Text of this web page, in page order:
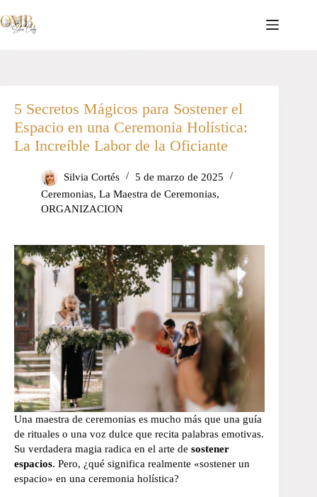
al
contenido
5 Secretos Mágicos para Sostener el
Espacio en una Ceremonia Holística:
La Increíble Labor de la Oficiante
Silvia Cortés
5 de marzo de 2025
Ceremonias, La Maestra de Ceremonias,
ORGANIZACION
Una maestra de ceremonias es mucho más que una guía
de rituales o una voz dulce que recita palabras emotivas.
Su verdadera magia radica en el arte de sostener
espacios. Pero, ¿qué significa realmente «sostener un
espacio» en una ceremonia holística?